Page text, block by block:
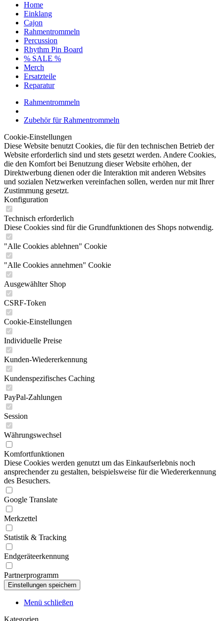
Home
Einklang
Cajon
Rahmentrommeln
Percussion
Rhythm Pin Board
% SALE %
Merch
Ersatzteile
Reparatur
Rahmentrommeln
Zubehör für Rahmentrommeln
Cookie-Einstellungen
Diese Website benutzt Cookies, die für den technischen Betrieb der
Website erforderlich sind und stets gesetzt werden. Andere Cookies,
die den Komfort bei Benutzung dieser Website erhöhen, der
Direktwerbung dienen oder die Interaktion mit anderen Websites
und sozialen Netzwerken vereinfachen sollen, werden nur mit Ihrer
Zustimmung gesetzt.
Konfiguration
Technisch erforderlich
Diese Cookies sind für die Grundfunktionen des Shops notwendig.
"Alle Cookies ablehnen" Cookie
"Alle Cookies annehmen" Cookie
Ausgewählter Shop
CSRF-Token
Cookie-Einstellungen
Individuelle Preise
Kunden-Wiedererkennung
Kundenspezifisches Caching
PayPal-Zahlungen
Session
Währungswechsel
Komfortfunktionen
Diese Cookies werden genutzt um das Einkaufserlebnis noch
ansprechender zu gestalten, beispielsweise für die Wiedererkennung
des Besuchers.
Google Translate
Merkzettel
Statistik & Tracking
Endgeräteerkennung
Partnerprogramm
Menü schließen
Kategorien